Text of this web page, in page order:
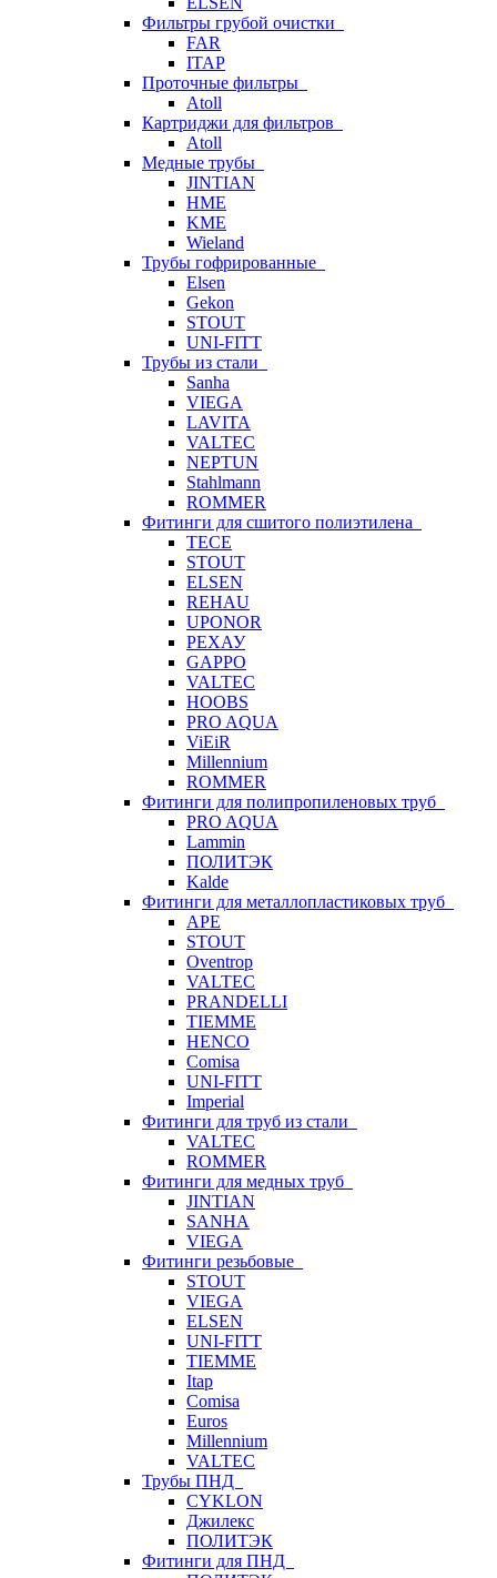
Фильтры грубой очистки
FAR
ITAP
Проточные фильтры
Atoll
Картриджи для фильтров
Atoll
Медные трубы
JINTIAN
HME
KME
Wieland
Трубы гофрированные
Elsen
Gekon
STOUT
UNI-FITT
Трубы из стали
Sanha
VIEGA
LAVITA
VALTEC
NEPTUN
Stahlmann
ROMMER
Фитинги для сшитого полиэтилена
TECE
STOUT
ELSEN
REHAU
UPONOR
РЕХАУ
GAPPO
VALTEC
HOOBS
PRO AQUA
ViEiR
Millennium
ROMMER
Фитинги для полипропиленовых труб
PRO AQUA
Lammin
ПОЛИТЭК
Kalde
Фитинги для металлопластиковых труб
APE
STOUT
Oventrop
VALTEC
PRANDELLI
TIEMME
HENCO
Comisa
UNI-FITT
Imperial
Фитинги для труб из стали
VALTEC
ROMMER
Фитинги для медных труб
JINTIAN
SANHA
VIEGA
Фитинги резьбовые
STOUT
VIEGA
ELSEN
UNI-FITT
TIEMME
Itap
Comisa
Euros
Millennium
VALTEC
Трубы ПНД
CYKLON
Джилекс
ПОЛИТЭК
Фитинги для ПНД